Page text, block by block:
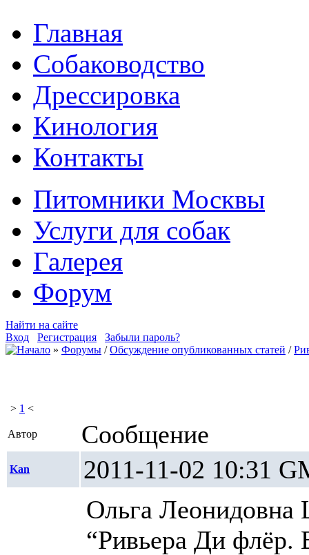
Главная
Собаководство
Дрессировка
Кинология
Контакты
Питомники Москвы
Услуги для собак
Галерея
Форум
Найти на сайте
Вход
Регистрация
Забыли пароль?
» Форумы /Обсуждение опубликованных статей /
> 1 <
Автор Сообщение
Kan
2011-11-02
Ольга Леонидовна
“Ривьера Ди флёр.